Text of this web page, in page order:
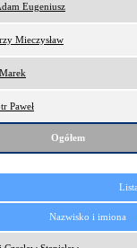
Eugeniusz
Mieczysław
Paweł
Ogółem
Nazwisko i imiona